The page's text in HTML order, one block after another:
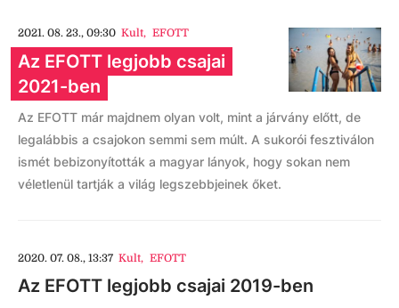
2021. 08. 23., 09:30 Kult, EFOTT
Az EFOTT legjobb csajai
2021-ben
Az EFOTT már majdnem olyan volt, mint a járvány előtt, de
legalábbis a csajokon semmi sem múlt. A sukorói fesztiválon
ismét bebizonyították a magyar lányok, hogy sokan nem
véletlenül tartják a világ legszebbjeinek őket.
2020. 07. 08., 13:37 Kult, EFOTT
Az EFOTT legjobb csajai 2019-ben